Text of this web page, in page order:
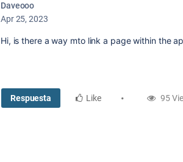
Daveooo
Apr 25, 2023
Hi, is there a way mto link a page within the
Respuesta Like 95